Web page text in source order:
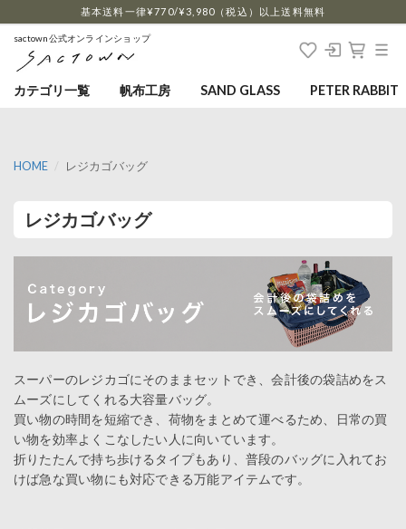
基本送料一律¥770/¥3,980（税込）以上送料無料
sactown公式オンラインショップ
カテゴリ一覧 帆布工房 SAND GLASS PETER RABBIT
HOME レジカゴバッグ
レジカゴバッグ
スーパーのレジカゴにそのままセットでき、会計後の袋詰めをス
ムーズにしてくれる大容量バッグ。
買い物の時間を短縮でき、荷物をまとめて運べるため、日常の買
い物を効率よくこなしたい人に向いています。
折りたたんで持ち歩けるタイプもあり、普段のバッグに入れてお
けば急な買い物にも対応できる万能アイテムです。